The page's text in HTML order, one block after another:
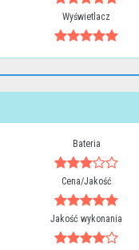
Wyświetlacz
Bateria
Cena/Jakość
Jakość wykonania